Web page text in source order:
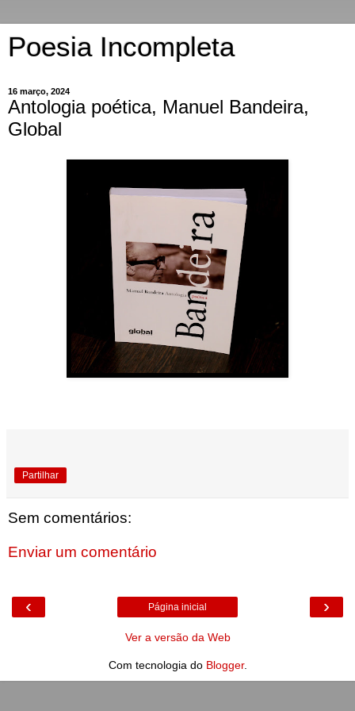
Poesia Incompleta
16 março, 2024
Antologia poética, Manuel Bandeira,
Global
Partilhar
Sem comentários:
Enviar um comentário
‹ ›
Página inicial
Ver a versão da Web
Com tecnologia do Blogger.